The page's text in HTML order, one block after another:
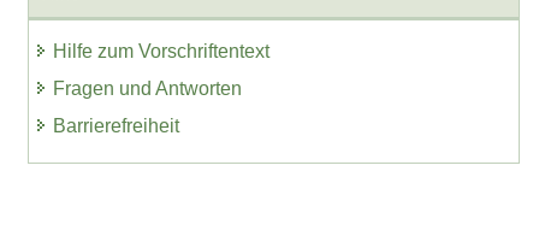
Hilfe zum Vorschriftentext
Fragen und Antworten
Barrierefreiheit